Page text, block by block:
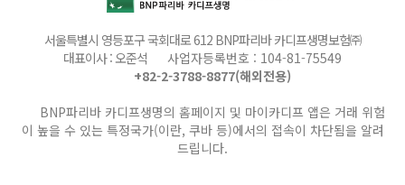
서울특별시 영등포구 국회대로 612 BNP파리바 카디프생명보험㈜
대표이사 : 오준석
사업자등록번호 : 104-81-75549
+82-2-3788-8877(해외전용)
BNP파리바 카디프생명의 홈페이지 및 마이카디프 앱은 거래 위험
이 높을 수 있는 특정국가(이란, 쿠바 등)에서의 접속이 차단됨을 알려
드립니다.